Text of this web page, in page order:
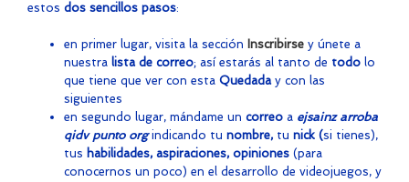
estos dos sencillos pasos:
en primer lugar, visita la sección Inscribirse y únete a
nuestra lista de correo; así estarás al tanto de todo lo
que tiene que ver con esta Quedaday con las
siguientes
en segundo lugar, mándame un correo a ejsainz arroba
qidv punto orgindicando tu nombre, tu nick (si tienes),
tus habilidades, aspiraciones, opiniones (para
conocernos un poco) en el desarrollo de videojuegos, y